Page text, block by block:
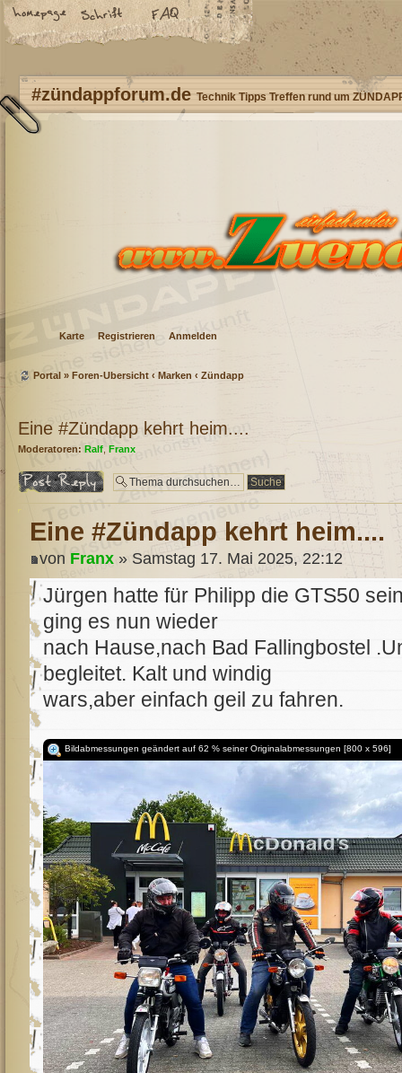
#zündappforum.de Technik Tipps Treffen rund um
Karte Registrieren Anmelden
Portal » Foren-Übersicht ‹ Marken ‹ Zündapp
Eine #Zündapp kehrt heim....
Moderatoren: Ralf Franx
Antwort erstellen
Eine #Zündapp kehrt heim....
von Franx » Samstag 17. Mai 2025, 22:12
Jürgen hatte für Philipp die GTS50
ging es nun wieder
nach Hause,nach Bad Fallingbostel
begleitet. Kalt und windig
wars,aber einfach geil zu fahren.
Bildabmessungen geändert auf 62 % seiner Originalabmessungen [800 x 596]